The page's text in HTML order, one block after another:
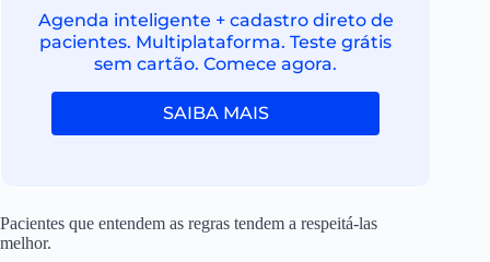
Agenda inteligente + cadastro direto de
pacientes. Multiplataforma. Teste grátis
sem cartão. Comece agora.
SAIBA MAIS
Pacientes que entendem as regras tendem a respeitá-las
melhor.